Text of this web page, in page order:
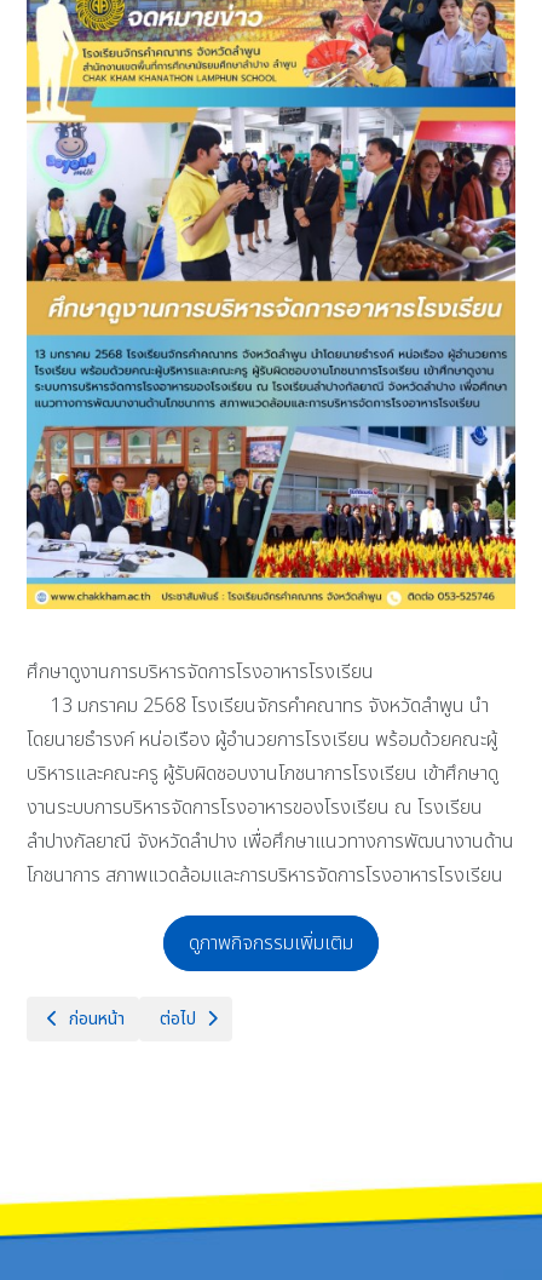
ศึกษาดูงานการบริหารจัดการโรงอาหารโรงเรียน
13 มกราคม 2568 โรงเรียนจักรคำคณาทร จังหวัดลำพูน นำ
โดยนายธำรงค์ หน่อเรือง ผู้อำนวยการโรงเรียน พร้อมด้วยคณะผู้
บริหารและคณะครู ผู้รับผิดชอบงานโภชนาการโรงเรียน เข้าศึกษาดู
งานระบบการบริหารจัดการโรงอาหารของโรงเรียน ณ โรงเรียน
ลำปางกัลยาณี จังหวัดลำปาง เพื่อศึกษาแนวทางการพัฒนางานด้าน
โภชนาการ สภาพแวดล้อมและการบริหารจัดการโรงอาหารโรงเรียน
ดูภาพกิจกรรมเพิ่มเติม
เนื้อหาก่อนหน้า: การสัมมนานักเรียนโครงการ ห้องเรียนพิเศษเตรียมวิศว
ก่อนหน้า เนื้อหาถัดไป: วันเสาร์ที่ 11 มกราคม 2568 เวลา 08.00
ต่อไป